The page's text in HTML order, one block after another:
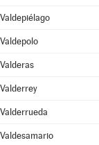
Valdepiélago
Valdepolo
Valderas
Valderrey
Valderrueda
Valdesamario